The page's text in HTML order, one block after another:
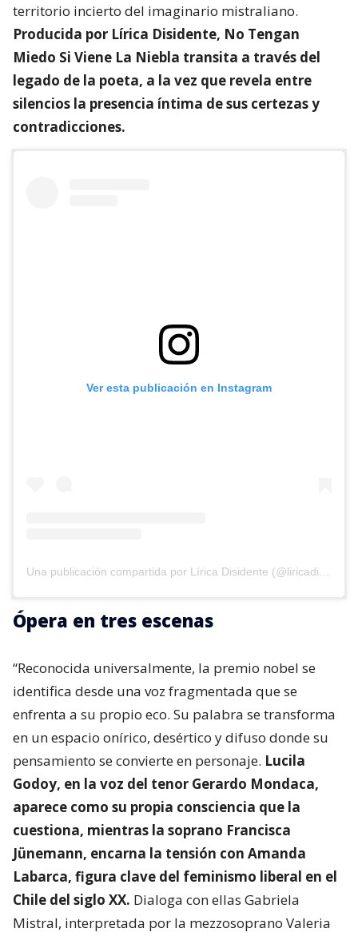
territorio incierto del imaginario mistraliano.
Producida por Lírica Disidente, No Tengan
Miedo Si Viene La Niebla transita a través del
legado de la poeta, a la vez que revela entre
silencios la presencia íntima de sus certezas y
contradicciones.
Ver esta publicación en Instagram
Ópera en tres escenas
“Reconocida universalmente, la premio nobel se
identifica desde una voz fragmentada que se
enfrenta a su propio eco. Su palabra se transforma
en un espacio onírico, desértico y difuso donde su
pensamiento se convierte en personaje. Lucila
Godoy, en la voz del tenor Gerardo Mondaca,
aparece como su propia consciencia que la
cuestiona, mientras la soprano Francisca
Jünemann, encarna la tensión con Amanda
Labarca, figura clave del feminismo liberal en el
Chile del siglo XX. Dialoga con ellas Gabriela
Mistral, interpretada por la mezzosoprano Valeria